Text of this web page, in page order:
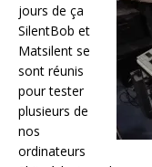
jours de ça
SilentBob et
Matsilent se
sont réunis
pour tester
plusieurs de
nos
ordinateurs